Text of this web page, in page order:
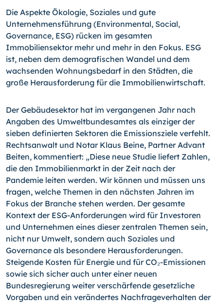
Die Aspekte Ökologie, Soziales und gute
Unternehmensführung (Environmental, Social,
Governance, ESG) rücken im gesamten
Immobiliensektor mehr und mehr in den Fokus. ESG
ist, neben dem demografischen Wandel und dem
wachsenden Wohnungsbedarf in den Städten, die
große Herausforderung für die Immobilienwirtschaft.
Der Gebäudesektor hat im vergangenen Jahr nach
Angaben des Umweltbundesamtes als einziger der
sieben definierten Sektoren die Emissionsziele verfehlt.
Rechtsanwalt und Notar Klaus Beine, Partner Advant
Beiten, kommentiert: „Diese neue Studie liefert Zahlen,
die den Immobilienmarkt in der Zeit nach der
Pandemie leiten werden. Wir können und müssen uns
fragen, welche Themen in den nächsten Jahren im
Fokus der Branche stehen werden. Der gesamte
Kontext der ESG-Anforderungen wird für Investoren
und Unternehmen eines dieser zentralen Themen sein,
nicht nur Umwelt, sondern auch Soziales und
Governance als besondere Herausforderungen.
Steigende Kosten für Energie und für CO₂-Emissionen
sowie sich sicher auch unter einer neuen
Bundesregierung weiter verschärfende gesetzliche
Vorgaben und ein verändertes Nachfrageverhalten der